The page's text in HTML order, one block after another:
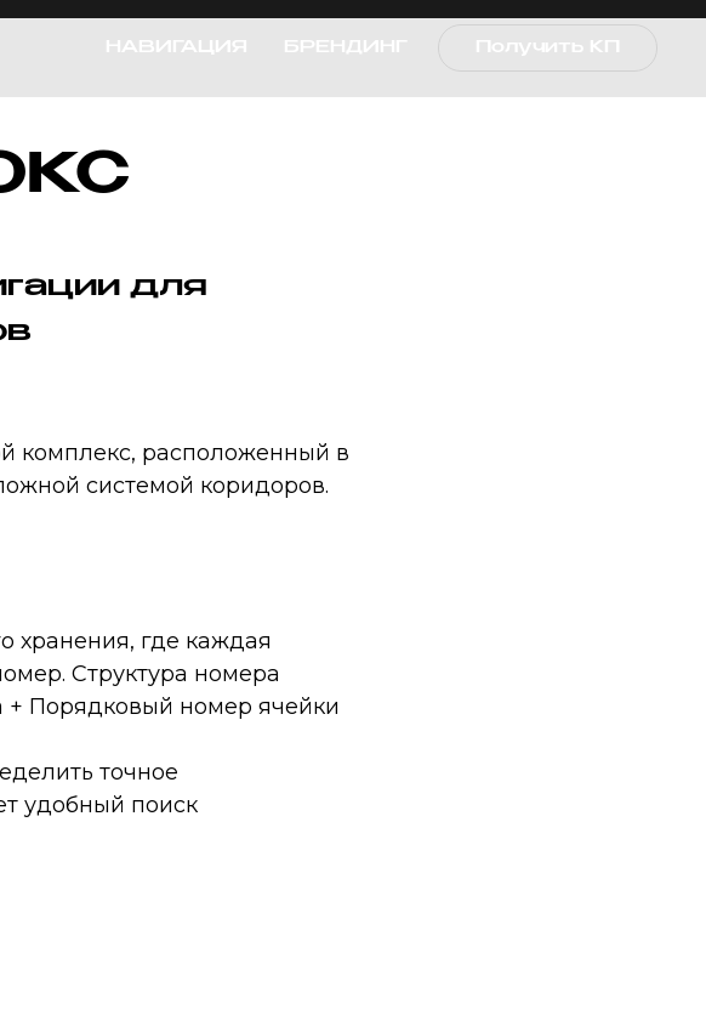
НАВИГАЦИЯ БРЕНДИНГ Получить КП
для
комплекс, расположенный в
системой коридоров.
хранения, где каждая
Структура номера
+ Порядковый номер ячейки
точное
удобный поиск